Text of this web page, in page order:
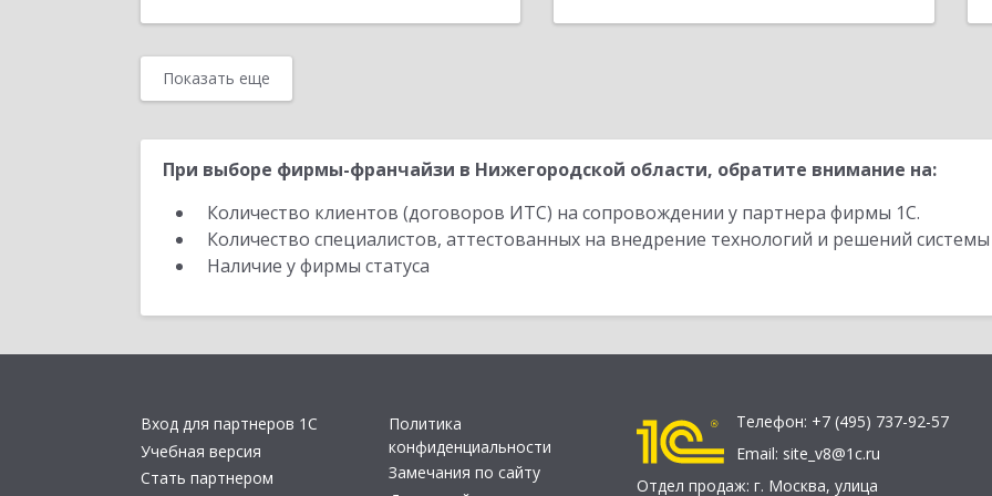
Показать еще
При выборе фирмы-франчайзи в Нижегородской области, обратите внимание на:
Количество клиентов (договоров ИТС) на сопровождении у партнера фирмы 1С.
Количество специалистов, аттестованных на внедрение технологий и решений
Наличие у фирмы статуса
Вход для партнеров 1С
Учебная версия
Стать партнером
Политика
конфиденциальности
Замечания по сайту
Телефон: +7 (495) 737-92-57
Email: site_v8@1c.ru
Отдел продаж: г. Москва, улица